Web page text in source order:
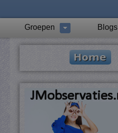
Groepen Blogs